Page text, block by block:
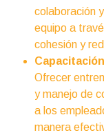
colaboración
equipo a
cohesión y
Ofrecer
y manejo de
a los
manera